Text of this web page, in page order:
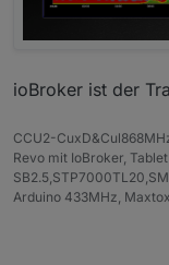
ioBroker ist der
CCU2-
Revo mit IoBroker,
Arduino 433MHz,